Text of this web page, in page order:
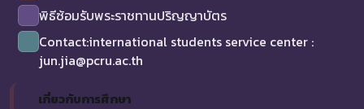
พิธีซ้อมรับพระราชทานปริญญาบัตร
Contact:international students service center :
jun.jia@pcru.ac.th
เกี่ยวกับการศึกษา